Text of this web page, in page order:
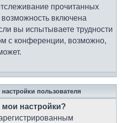
прочитанных
включена
вы испытываете трудности
с конференции, возможно,
пользователя
настройки?